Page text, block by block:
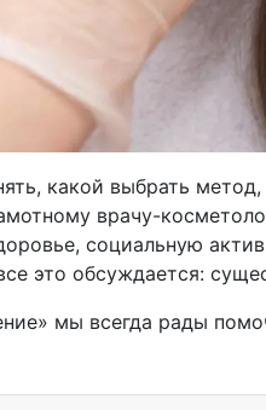
какой выбрать
врачу-
социальную
это обсуждается:
мы всегда рады